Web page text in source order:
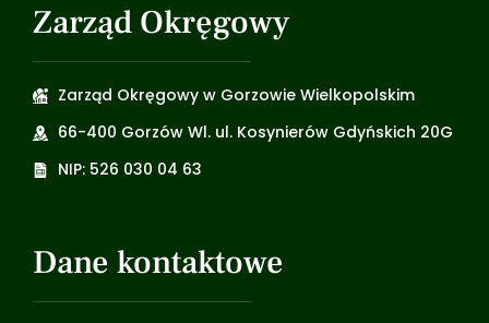
Zarząd Okręgowy
Zarząd Okręgowy w Gorzowie Wielkopolskim
66-400 Gorzów Wl. ul. Kosynierów Gdyńskich 20G
NIP: 526 030 04 63
Dane kontaktowe